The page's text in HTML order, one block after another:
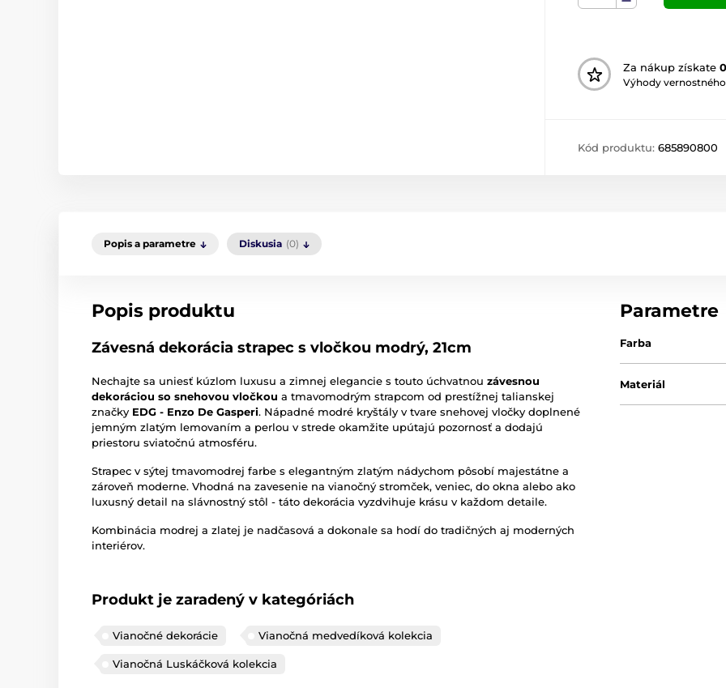
Za nákup získate
Výhody
Kód produktu: 685890800
Popis a parametre Diskusia (0)
Popis produktu
Závesná dekorácia strapec s vločkou modrý, 21cm
Nechajte sa uniesť kúzlom luxusu a zimnej elegancie s touto úchvatnou závesnou
dekoráciou so snehovou vločkou a tmavomodrým strapcom od prestížnej talianskej
značky EDG - Enzo De Gasperi. Nápadné modré kryštály v tvare snehovej vločky doplnené
jemným zlatým lemovaním a perlou v strede okamžite upútajú pozornosť a dodajú
priestoru sviatočnú atmosféru.
Strapec v sýtej tmavomodrej farbe s elegantným zlatým nádychom pôsobí majestátne a
zároveň moderne. Vhodná na zavesenie na vianočný stromček, veniec, do okna alebo ako
luxusný detail na slávnostný stôl - táto dekorácia vyzdvihuje krásu v každom detaile.
Kombinácia modrej a zlatej je nadčasová a dokonale sa hodí do tradičných aj moderných
interiérov.
Produkt je zaradený v kategóriách
Vianočné dekorácie Vianočná medvedíková kolekcia
Vianočná Luskáčková kolekcia
Parametre
Farba
Materiál